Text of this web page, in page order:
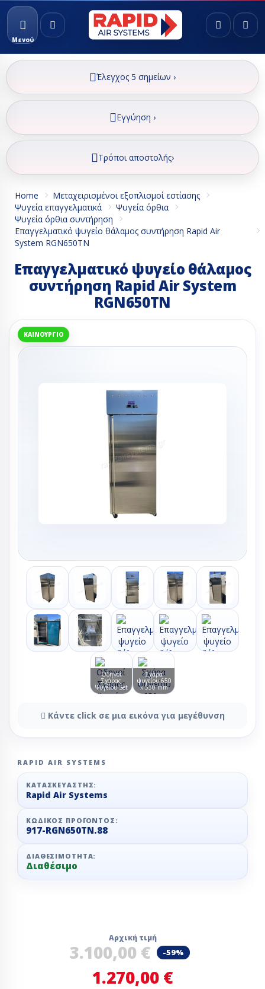
Μενού
Έλεγχος 5 σημείων ›
Εγγύηση ›
Τρόποι αποστολής›
Home
Μεταχειρισμένοι εξοπλισμοί εστίασης
Ψυγεία επαγγελματικά
Ψυγεία όρθια
Ψυγεία όρθια συντήρηση
Επαγγελματικό ψυγείο θάλαμος συντήρηση Rapid Air
System RGN650TN
Επαγγελματικό ψυγείο θάλαμος
συντήρηση Rapid Air System
RGN650TN
ΚΑΙΝΟΎΡΓΙΟ
Οδηγοί
Σχάρας
Ψυγείου Set
Σχάρα
ψυγείου 650
x 530 mm
Κάντε click σε μια εικόνα για μεγέθυνση
RAPID AIR SYSTEMS
ΚΑΤΑΣΚΕΥΑΣΤΉΣ:
Rapid Air Systems
ΚΩΔΙΚΌΣ ΠΡΟΪΌΝΤΟΣ:
917-RGN650TN.88
ΔΙΑΘΕΣΙΜΌΤΗΤΑ:
Διαθέσιμο
Αρχική τιμή
3.100,00 € -59%
1.270,00 €